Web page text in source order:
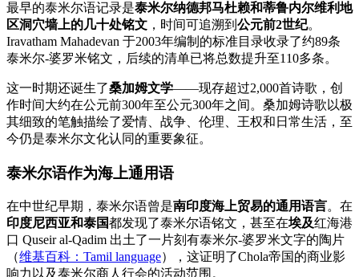
最早的泰米尔语记录是泰米尔纳德邦马杜赖和蒂鲁内尔维利地
区洞穴墙上的几十处铭文 ，时间可追溯到 公元前2世纪。
Iravatham Mahadevan 于2003年编制的标准目录收录了约89条
泰米尔-婆罗米铭文，后续的清单已将总数提升至110多条。
这一时期还诞生了桑加姆文学——现存超过2,000首诗歌，创
作时间大约在公元前300年至公元300年之间。桑加姆诗歌以极
其细致的笔触描绘了爱情、战争、伦理、王权和日常生活，至
今仍是泰米尔文化认同的重要象征。
泰米尔语作为海上通用语
在中世纪早期，泰米尔语曾是南印度海上贸易的通用语言。在
印度尼西亚和泰国都发现了泰米尔语铭文，甚至在埃及红海港
口 Quseir al-Qadim 出土了一片刻有泰米尔-婆罗米文字的陶片
（维基百科：Tamil language），这证明了Chola帝国的商业影
响力以及泰米尔商人行会的活动范围。